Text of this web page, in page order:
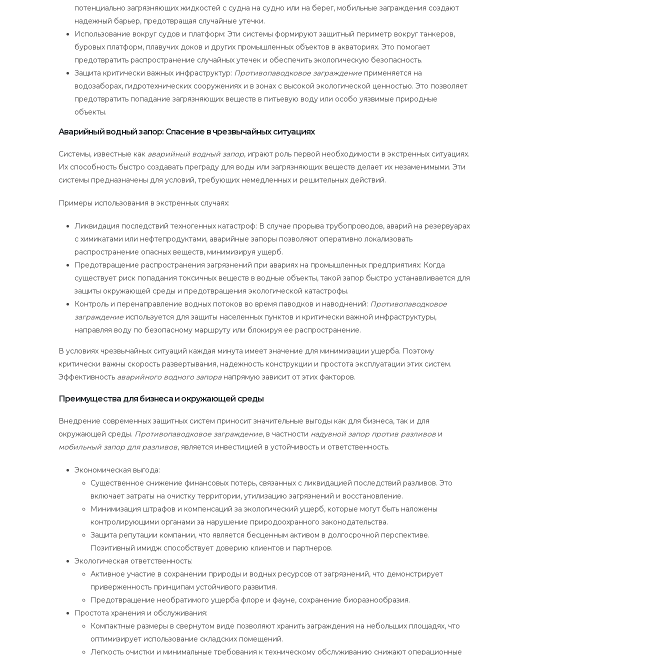
потенциально загрязняющих жидкостей с судна на судно или на берег, мобильные заграждения создают
надежный барьер, предотвращая случайные утечки.
Использование вокруг судов и платформ: Эти системы формируют защитный периметр вокруг танкеров,
буровых платформ, плавучих доков и других промышленных объектов в акваториях. Это помогает
предотвратить распространение случайных утечек и обеспечить экологическую безопасность.
Защита критически важных инфраструктур: Противопаводковое заграждение применяется на
водозаборах, гидротехнических сооружениях и в зонах с высокой экологической ценностью. Это позволяет
предотвратить попадание загрязняющих веществ в питьевую воду или особо уязвимые природные
объекты.
Аварийный водный запор: Спасение в чрезвычайных ситуациях
Системы, известные как аварийный водный запор, играют роль первой необходимости в экстренных ситуациях.
Их способность быстро создавать преграду для воды или загрязняющих веществ делает их незаменимыми. Эти
системы предназначены для условий, требующих немедленных и решительных действий.
Примеры использования в экстренных случаях:
Ликвидация последствий техногенных катастроф: В случае прорыва трубопроводов, аварий на резервуарах
с химикатами или нефтепродуктами, аварийные запоры позволяют оперативно локализовать
распространение опасных веществ, минимизируя ущерб.
Предотвращение распространения загрязнений при авариях на промышленных предприятиях: Когда
существует риск попадания токсичных веществ в водные объекты, такой запор быстро устанавливается для
защиты окружающей среды и предотвращения экологической катастрофы.
Контроль и перенаправление водных потоков во время паводков и наводнений: Противопаводковое
заграждение используется для защиты населенных пунктов и критически важной инфраструктуры,
направляя воду по безопасному маршруту или блокируя ее распространение.
В условиях чрезвычайных ситуаций каждая минута имеет значение для минимизации ущерба. Поэтому
критически важны скорость развертывания, надежность конструкции и простота эксплуатации этих систем.
Эффективность аварийного водного запоранапрямую зависит от этих факторов.
Преимущества для бизнеса и окружающей среды
Внедрение современных защитных систем приносит значительные выгоды как для бизнеса, так и для
окружающей среды. Противопаводковое заграждение, в частности надувной запор против разливов и
мобильный запор для разливов, является инвестицией в устойчивость и ответственность.
Экономическая выгода:
Существенное снижение финансовых потерь, связанных с ликвидацией последствий разливов. Это
включает затраты на очистку территории, утилизацию загрязнений и восстановление.
Минимизация штрафов и компенсаций за экологический ущерб, которые могут быть наложены
контролирующими органами за нарушение природоохранного законодательства.
Защита репутации компании, что является бесценным активом в долгосрочной перспективе.
Позитивный имидж способствует доверию клиентов и партнеров.
Экологическая ответственность:
Активное участие в сохранении природы и водных ресурсов от загрязнений, что демонстрирует
приверженность принципам устойчивого развития.
Предотвращение необратимого ущерба флоре и фауне, сохранение биоразнообразия.
Простота хранения и обслуживания:
Компактные размеры в свернутом виде позволяют хранить заграждения на небольших площадях, что
оптимизирует использование складских помещений.
Легкость очистки и минимальные требования к техническому обслуживанию снижают операционные